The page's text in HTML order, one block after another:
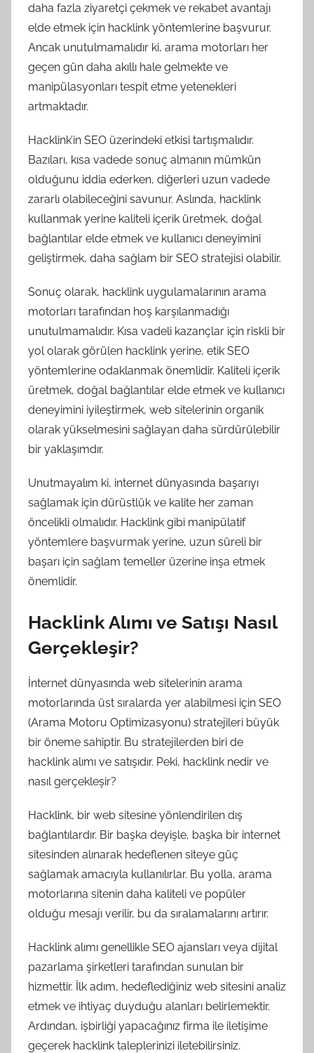
daha fazla ziyaretçi çekmek ve rekabet avantajı
elde etmek için hacklink yöntemlerine başvurur.
Ancak unutulmamalıdır ki, arama motorları her
geçen gün daha akıllı hale gelmekte ve
manipülasyonları tespit etme yetenekleri
artmaktadır.
Hacklink’in SEO üzerindeki etkisi tartışmalıdır.
Bazıları, kısa vadede sonuç almanın mümkün
olduğunu iddia ederken, diğerleri uzun vadede
zararlı olabileceğini savunur. Aslında, hacklink
kullanmak yerine kaliteli içerik üretmek, doğal
bağlantılar elde etmek ve kullanıcı deneyimini
geliştirmek, daha sağlam bir SEO stratejisi olabilir.
Sonuç olarak, hacklink uygulamalarının arama
motorları tarafından hoş karşılanmadığı
unutulmamalıdır. Kısa vadeli kazançlar için riskli bir
yol olarak görülen hacklink yerine, etik SEO
yöntemlerine odaklanmak önemlidir. Kaliteli içerik
üretmek, doğal bağlantılar elde etmek ve kullanıcı
deneyimini iyileştirmek, web sitelerinin organik
olarak yükselmesini sağlayan daha sürdürülebilir
bir yaklaşımdır.
Unutmayalım ki, internet dünyasında başarıyı
sağlamak için dürüstlük ve kalite her zaman
öncelikli olmalıdır. Hacklink gibi manipülatif
yöntemlere başvurmak yerine, uzun süreli bir
başarı için sağlam temeller üzerine inşa etmek
önemlidir.
Hacklink Alımı ve Satışı Nasıl
Gerçekleşir?
İnternet dünyasında web sitelerinin arama
motorlarında üst sıralarda yer alabilmesi için SEO
(Arama Motoru Optimizasyonu) stratejileri büyük
bir öneme sahiptir. Bu stratejilerden biri de
hacklink alımı ve satışıdır. Peki, hacklink nedir ve
nasıl gerçekleşir?
Hacklink, bir web sitesine yönlendirilen dış
bağlantılardır. Bir başka deyişle, başka bir internet
sitesinden alınarak hedeflenen siteye güç
sağlamak amacıyla kullanılırlar. Bu yolla, arama
motorlarına sitenin daha kaliteli ve popüler
olduğu mesajı verilir, bu da sıralamalarını artırır.
Hacklink alımı genellikle SEO ajansları veya dijital
pazarlama şirketleri tarafından sunulan bir
hizmettir. İlk adım, hedeflediğiniz web sitesini analiz
etmek ve ihtiyaç duyduğu alanları belirlemektir.
Ardından, işbirliği yapacağınız firma ile iletişime
geçerek hacklink taleplerinizi iletebilirsiniz.